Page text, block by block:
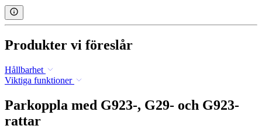
Produkter vi föreslår
Hållbarhet
Viktiga funktioner
Parkoppla med G923-, G29- och G923-
rattar